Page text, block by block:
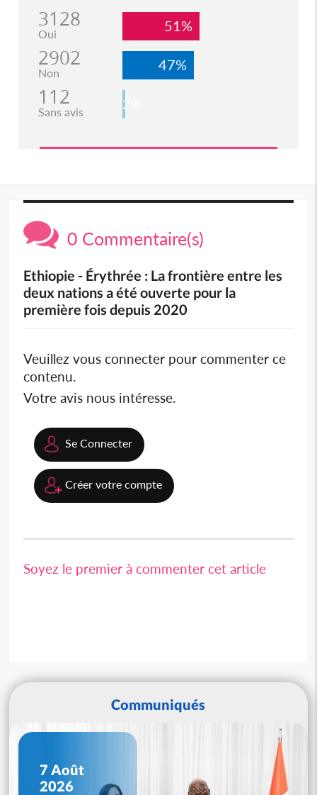
3128
Oui 51%
2902
Non 47%
112
Sans avis 2%
0 Commentaire(s)
Ethiopie - Érythrée : La frontière entre les
deux nations a été ouverte pour la
première fois depuis 2020
Veuillez vous connecter pour commenter ce
contenu.
Votre avis nous intéresse.
Se Connecter
Créer votre compte
Soyez le premier à commenter cet article
Communiqués
7 Août
2026